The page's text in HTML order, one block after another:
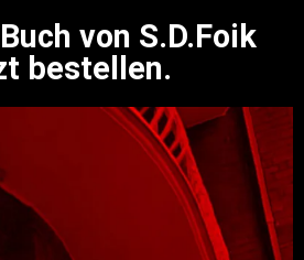
von S.D.Foik
bestellen.